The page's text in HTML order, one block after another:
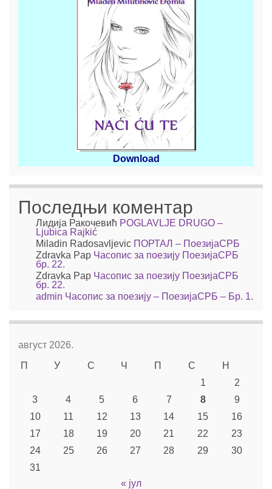
Download
Последњи коментар
Лидија Ракочевић POGLAVLJE DRUGO –
Ljubica Rajkić
Miladin Radosavljevic ПОРТАЛ – ПоезијаСРБ
Zdravka Pap Часопис за поезију ПоезијаСРБ
бр. 22.
Zdravka Pap Часопис за поезију ПоезијаСРБ
бр. 22.
admin Часопис за поезију – ПоезијаСРБ – Бр. 1.
август 2026.
П
У С Ч П С
Н
1
2
3
4 5 6 7 8
9
10
11 12 13 14 15
16
17
18 19 20 21 22
23
24
25 26 27 28 29
30
31
« јул